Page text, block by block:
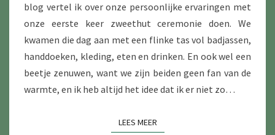
blog vertel ik over onze persoonlijke ervaringen met
onze eerste keer zweethut ceremonie doen. We
kwamen die dag aan met een flinke tas vol badjassen,
handdoeken, kleding, eten en drinken. En ook wel een
beetje zenuwen, want we zijn beiden geen fan van de
warmte, en ik heb altijd het idee dat ik er niet zo…
LEES MEERLEES MEER